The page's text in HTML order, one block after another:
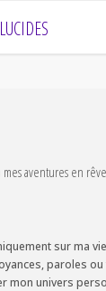
LUCIDES
aventures en
sur ma
paroles
mon univers